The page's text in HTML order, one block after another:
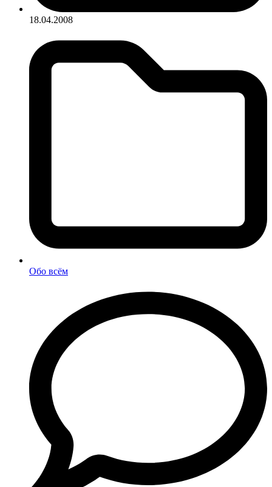
18.04.2008
Обо всём